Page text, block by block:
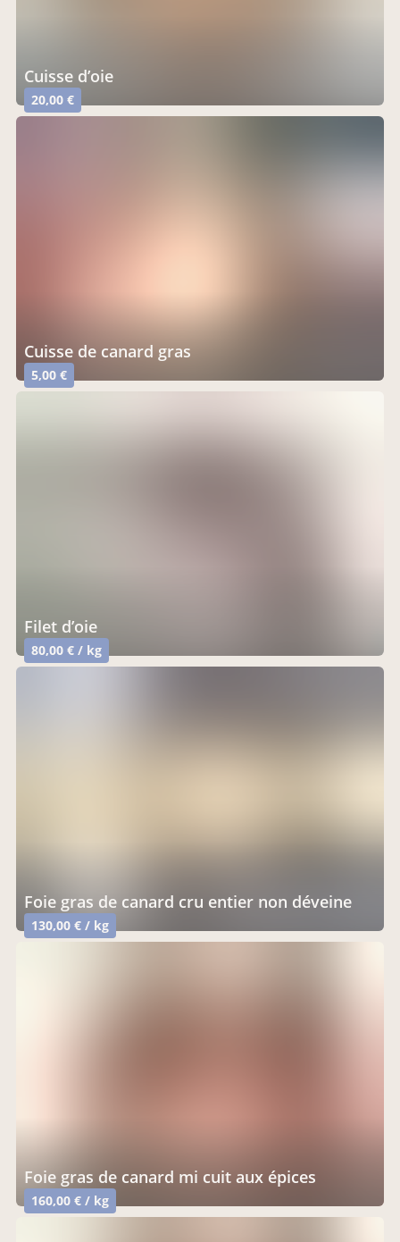
cuisse d’oie
20,00 €
cuisse de canard gras
5,00 €
filet d’oie
80,00 € / kg
foie gras de canard cru entier non déveine
130,00 € / kg
foie gras de canard mi cuit aux épices
160,00 € / kg